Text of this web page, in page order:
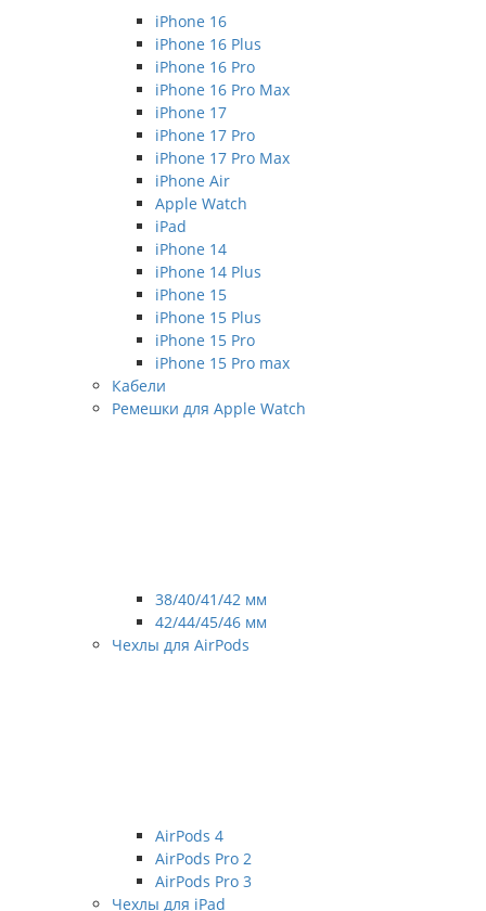
iPhone 16
iPhone 16 Plus
iPhone 16 Pro
iPhone 16 Pro Max
iPhone 17
iPhone 17 Pro
iPhone 17 Pro Max
iPhone Air
Apple Watch
iPad
iPhone 14
iPhone 14 Plus
iPhone 15
iPhone 15 Plus
iPhone 15 Pro
iPhone 15 Pro max
Кабели
Ремешки для Apple Watch
38/40/41/42 мм
42/44/45/46 мм
Чехлы для AirPods
AirPods 4
AirPods Pro 2
AirPods Pro 3
Чехлы для iPad